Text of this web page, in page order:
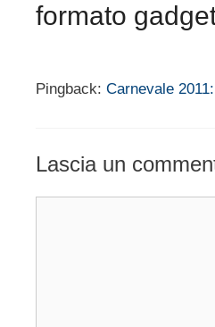
formato
Pingback: Carnevale
Lascia un